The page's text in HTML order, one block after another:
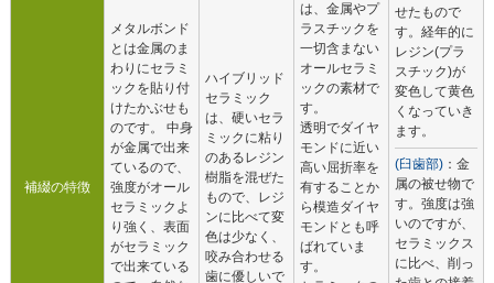
補綴の特徴
メタルボンド
とは金属のま
わりにセラミ
ックを貼り付
けたかぶせも
のです。 中身
が金属で出来
ているので、
強度がオール
セラミックよ
り強く、表面
がセラミック
で出来ている
ハイブリッド
セラミック
は、硬いセラ
ミックに粘り
のあるレジン
樹脂を混ぜた
もので、レジ
ンに比べて変
色は少なく、
咬み合わせる
歯に優しいで
は、金属やプ
ラスチックを
一切含まない
オールセラミ
ックの素材で
す。
透明でダイヤ
モンドに近い
高い屈折率を
有することか
ら模造ダイヤ
モンドとも呼
ばれていま
す。
せたもので
す。経年的に
レジン(プラ
スチック)が
変色して黄色
くなっていき
ます。
(臼歯部)：金
属の被せ物で
す。強度は強
いのですが、
セラミックス
に比べ、削っ